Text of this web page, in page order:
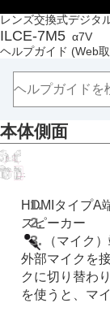
レンズ交換式デジタ
ILCE-7M5 α7V
ヘルプガイド (Web
トップページ
ヘルプガイドの使い
本体と付属品を確認
本体前面
本体背面
本体底面
画面上の
タッチ機
FE 28-
本機の基本操作
準備/基本的な撮影
本体側面
HDMIタイプA
スピーカー
（マイク
外部マイクを
クに切り替わ
を使うと、マ